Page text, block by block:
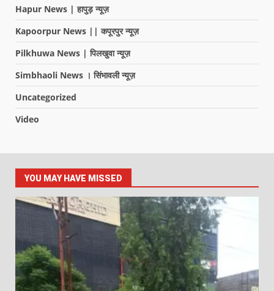
Hapur News | हापुड़ न्यूज़
Kapoorpur News || कपूरपुर न्यूज़
Pilkhuwa News | पिलखुवा न्यूज़
Simbhaoli News । सिंभावली न्यूज़
Uncategorized
Video
YOU MAY HAVE MISSED